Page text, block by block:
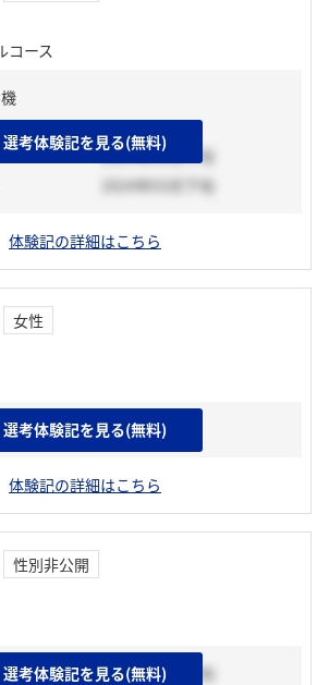
コース
活動
ーシート
2024年03月下旬
2024年03月下旬
体験記の詳細はこちら
選考体験記を見る(無料)
女性
志望動機
体験記の詳細はこちら
選考体験記を見る(無料)
性別非公開
ーシート 2023年11月中旬
選考体験記を見る(無料)